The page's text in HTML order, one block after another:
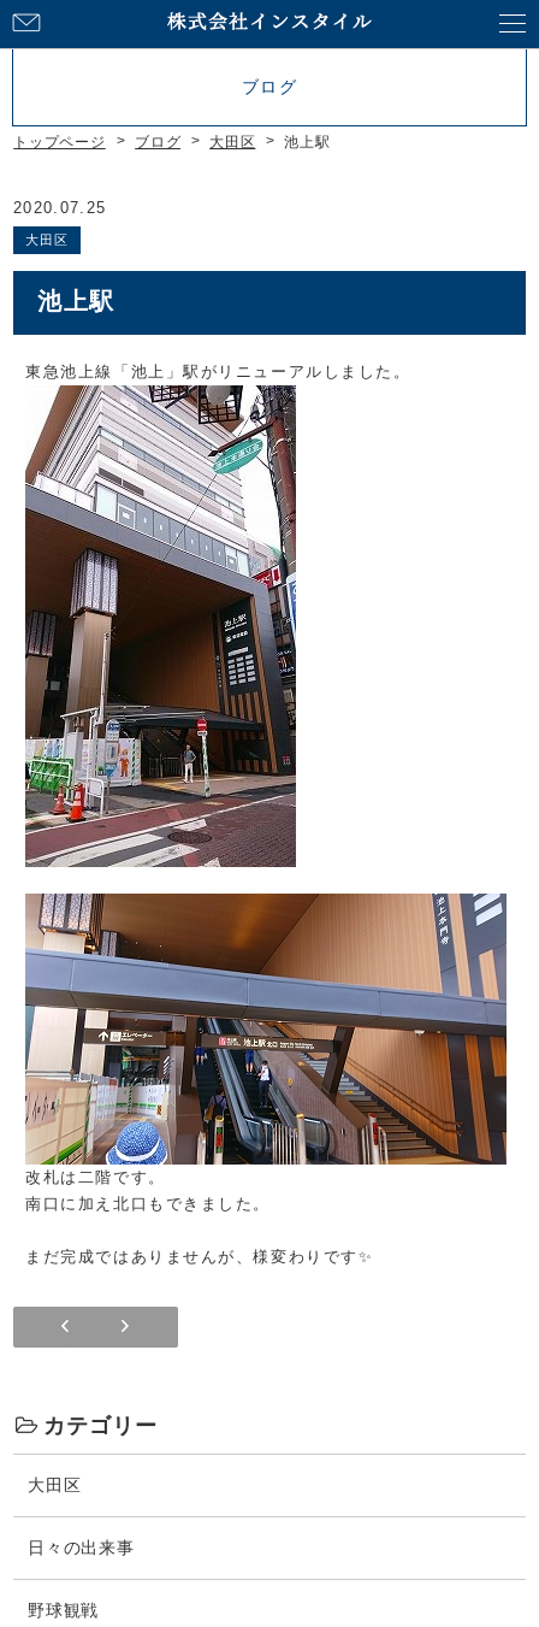
問
わ
ブログ
トップページ ブログ 大田区 池上駅
2020.07.25
大田区
池上駅
東急池上線「池上」駅がリニューアルしました。
改札は二階です。
南口に加え北口もできました。
まだ完成ではありませんが、様変わりです✨
夏のような
カテゴリー
大田区
日々の出来事
野球観戦